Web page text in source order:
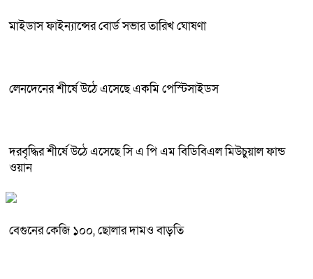
মাইডাস ফাইন্যান্সের বোর্ড সভার তারিখ ঘোষণা
লেনদেনের শীর্ষে উঠে এসেছে একমি পেস্টিসাইডস
দরবৃদ্ধির শীর্ষে উঠে এসেছে সি এ পি এম বিডিবিএল মিউচুয়াল ফান্ড
ওয়ান
বেগুনের কেজি ১০০, ছোলার দামও বাড়তি